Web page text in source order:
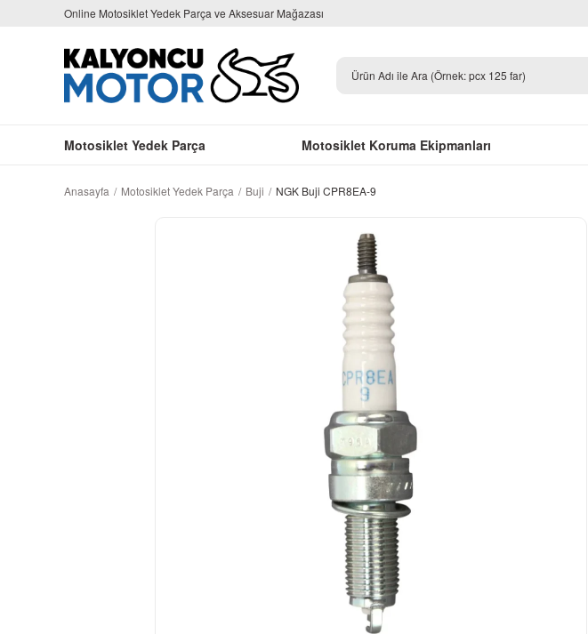
Online Motosiklet Yedek Parça ve Aksesuar Mağazası
Motosiklet Yedek Parça Motosiklet Koruma Ekipmanları
Anasayfa Motosiklet Yedek Parça Buji NGK Buji CPR8EA-9